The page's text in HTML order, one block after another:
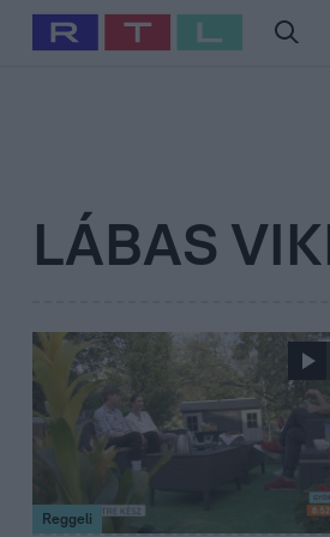
Babits Marcella Szellő István
LÁBAS VIKI
Reggeli